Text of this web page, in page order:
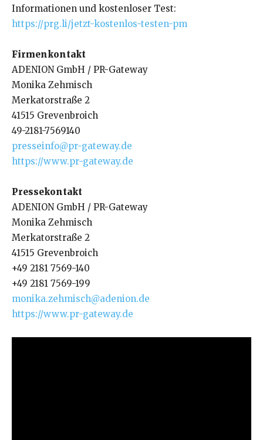
Informationen und kostenloser Test:
https://prg.li/jetzt-kostenlos-testen-pm
Firmenkontakt
ADENION GmbH / PR-Gateway
Monika Zehmisch
Merkatorstraße 2
41515 Grevenbroich
49-2181-7569140
presseinfo@pr-gateway.de
https://www.pr-gateway.de
Pressekontakt
ADENION GmbH / PR-Gateway
Monika Zehmisch
Merkatorstraße 2
41515 Grevenbroich
+49 2181 7569-140
+49 2181 7569-199
monika.zehmisch@adenion.de
https://www.pr-gateway.de